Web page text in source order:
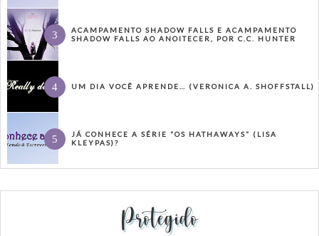
ACAMPAMENTO SHADOW FALLS E ACAMPAMENTO
SHADOW FALLS AO ANOITECER, POR C.C. HUNTER
UM DIA VOCÊ APRENDE… (VERONICA A. SHOFFSTALL)
JÁ CONHECE A SÉRIE “OS HATHAWAYS” (LISA
KLEYPAS)?
Protegido